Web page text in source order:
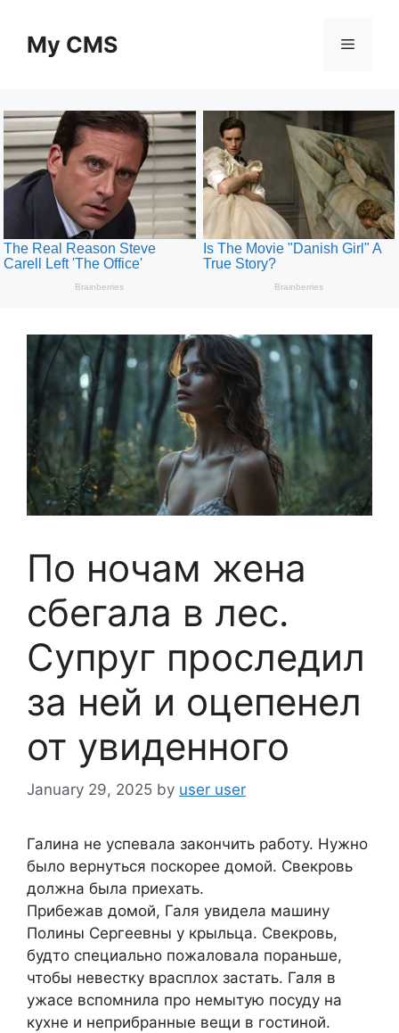
contentMy CMS Menu
По ночам жена
сбегала в лес.
Супруг проследил
за ней и оцепенел
от увиденного
January 29, 2025 by user user
Галина не успевала закончить работу. Нужно
было вернуться поскорее домой. Свекровь
должна была приехать.
Прибежав домой, Галя увидела машину
Полины Сергеевны у крыльца. Свекровь,
будто специально пожаловала пораньше,
чтобы невестку врасплох застать. Галя в
ужасе вспомнила про немытую посуду на
кухне и неприбранные вещи в гостиной.